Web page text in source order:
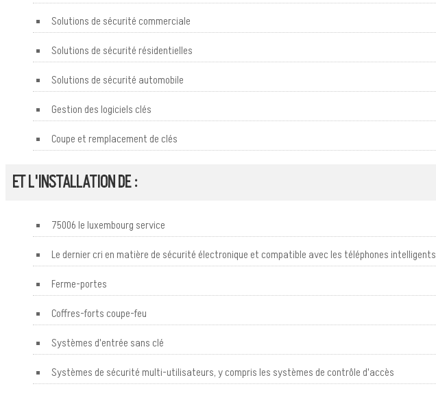
Solutions de sécurité commerciale
Solutions de sécurité résidentielles
Solutions de sécurité automobile
Gestion des logiciels clés
Coupe et remplacement de clés
ET L'INSTALLATION DE :
75006 le luxembourg service
Le dernier cri en matière de sécurité électronique et compatible avec les téléphones intelligents
Ferme-portes
Coffres-forts coupe-feu
Systèmes d'entrée sans clé
Systèmes de sécurité multi-utilisateurs, y compris les systèmes de contrôle d'accès